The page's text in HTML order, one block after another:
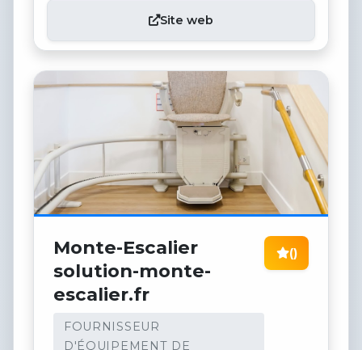
Site web
Monte-Escalier
solution-monte-
escalier.fr
FOURNISSEUR
D'ÉQUIPEMENT DE
()